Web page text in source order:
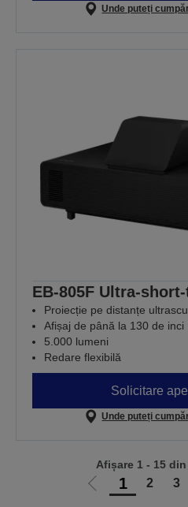
Unde puteți
EB-805F Ultra-
Proiecție pe distanțe
Afișaj de până la 130 de inci
5.000 lumeni
Redare flexibilă
Solicitare
Unde puteți
Mergi
1 2 3
Afișare 1 - 15